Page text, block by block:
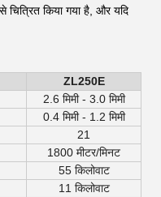
चित्रित किया गया है, और यदि
ZL250E
2.6 मिमी - 3.0 मिमी
0.4 मिमी - 1.2 मिमी
21
1800 मीटर/मिनट
55 किलोवाट
11 किलोवाट